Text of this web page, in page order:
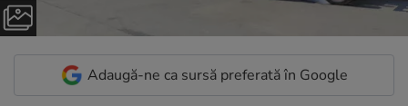
Adaugă-ne ca sursă preferată în Google